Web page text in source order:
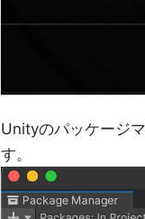
Unityのパッケージ
す。